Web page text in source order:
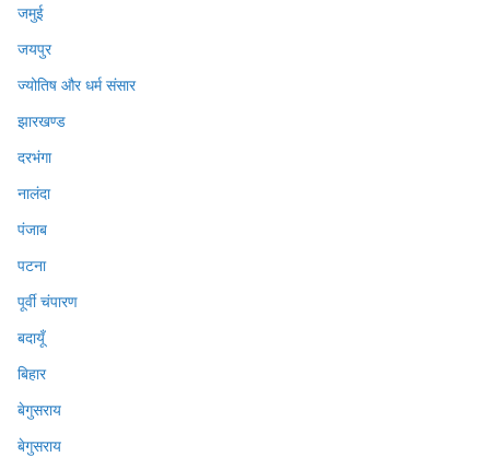
जमुई
जयपुर
ज्योतिष और धर्म संसार
झारखण्ड
दरभंगा
नालंदा
पंजाब
पटना
पूर्वी चंपारण
बदायूँ
बिहार
बेगुसराय
बेगुसराय